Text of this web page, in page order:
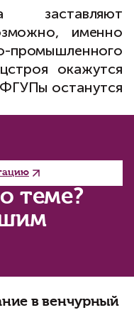
заставляют
именно
окажутся
останутся
теме?
в венчурный